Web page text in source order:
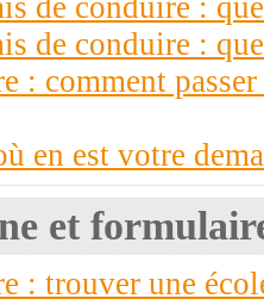
de conduire :
: comment
en est votre
et
: trouver une